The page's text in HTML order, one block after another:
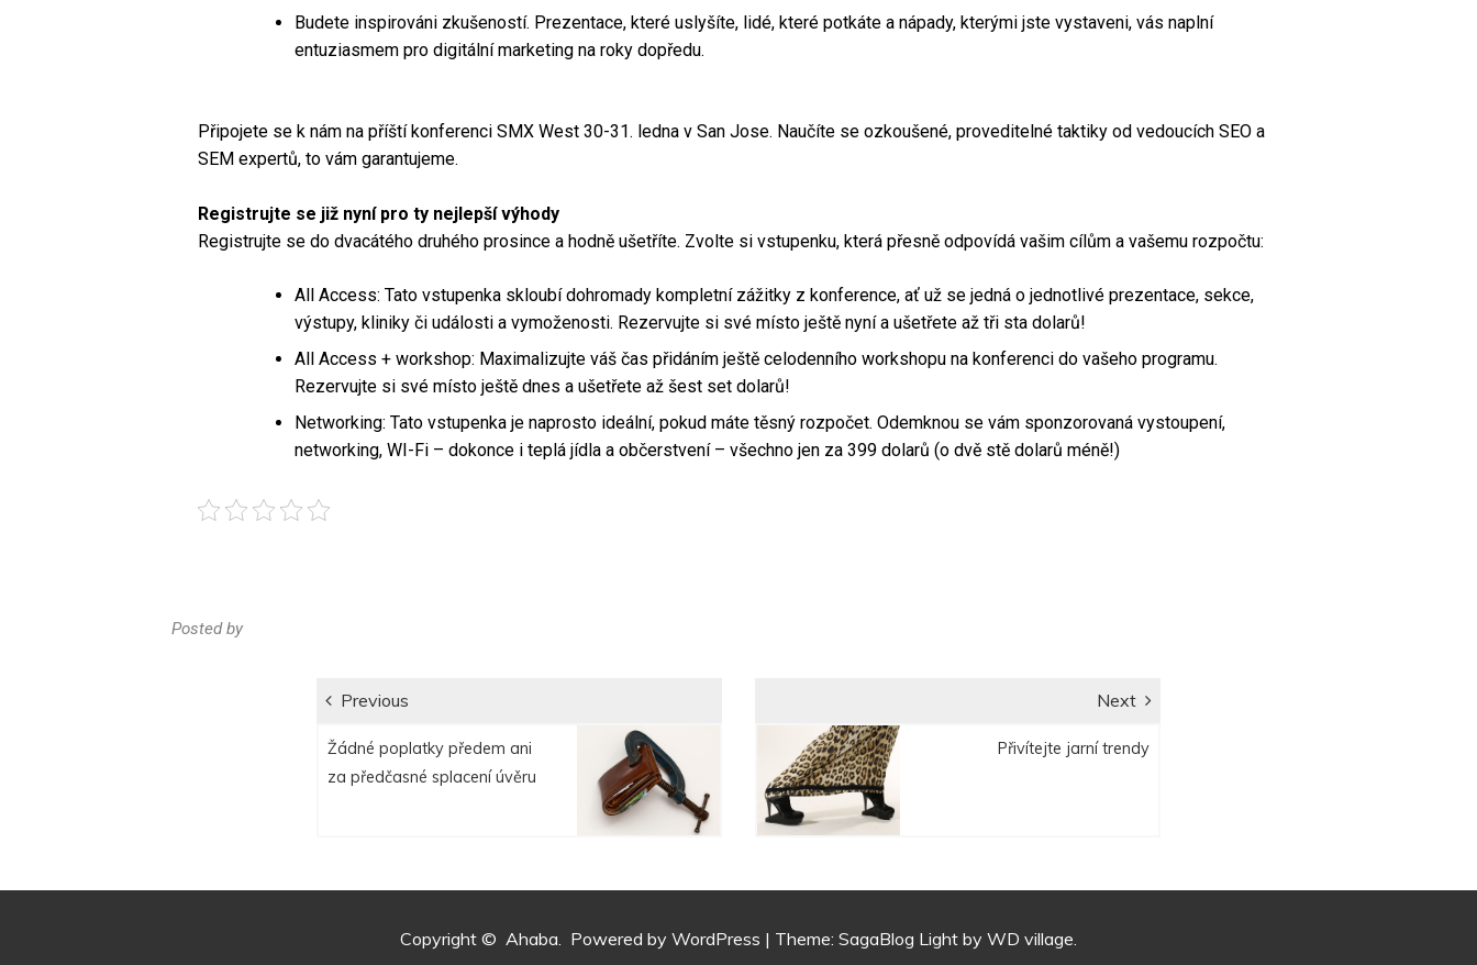
Budete inspirováni zkušeností. Prezentace, které uslyšíte, lidé, které potkáte a nápady, kterými jste vystaveni, vás naplní
entuziasmem pro digitální marketing na roky dopředu.
Připojete se k nám na příští konferenci SMX West 30-31. ledna v San Jose. Naučíte se ozkoušené, proveditelné taktiky od vedoucích SEO a
SEM expertů, to vám garantujeme.
Registrujte se již nyní pro ty nejlepší výhody
Registrujte se do dvacátého druhého prosince a hodně ušetříte. Zvolte si vstupenku, která přesně odpovídá vašim cílům a vašemu rozpočtu:
All Access: Tato vstupenka skloubí dohromady kompletní zážitky z konference, ať už se jedná o jednotlivé prezentace, sekce,
výstupy, kliniky či události a vymoženosti. Rezervujte si své místo ještě nyní a ušetřete až tři sta dolarů!
All Access + workshop: Maximalizujte váš čas přidáním ještě celodenního workshopu na konferenci do vašeho programu.
Rezervujte si své místo ještě dnes a ušetřete až šest set dolarů!
Networking: Tato vstupenka je naprosto ideální, pokud máte těsný rozpočet. Odemknou se vám sponzorovaná vystoupení,
networking, WI-Fi – dokonce i teplá jídla a občerstvení – všechno jen za 399 dolarů (o dvě stě dolarů méně!)
Posted by
Navigace Previous
Previous
Žádné poplatky předem ani
za předčasné splacení úvěru
Next
Přivítejte jarní trendy
Copyright © Ahaba. Powered by WordPress | Theme: SagaBlog Light by WD village.